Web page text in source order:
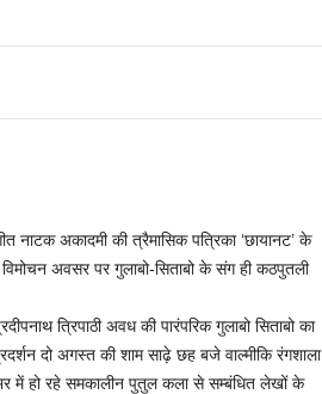
अकादमी की त्रैमासिक पत्रिका ‘छायानट’ के
अवसर पर गुलाबो-सिताबो के संग ही कठपुतली
त्रिपाठी अवध की पारंपरिक गुलाबो सिताबो का
दो अगस्त की शाम साढ़े छह बजे वाल्मीकि रंगशाला
में हो रहे समकालीन पुतुल कला से सम्बंधित लेखों के